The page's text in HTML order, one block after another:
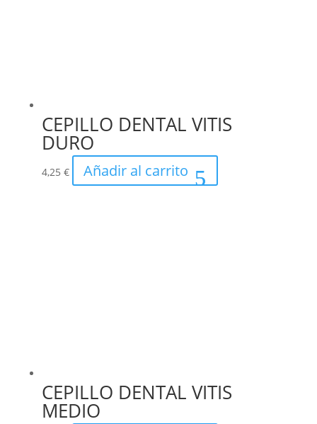
CEPILLO DENTAL VITIS
DURO
4,25 € Añadir al carrito
CEPILLO DENTAL VITIS
MEDIO